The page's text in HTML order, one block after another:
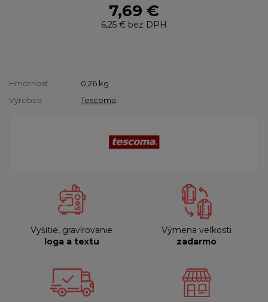
7,69 €
6,25 € bez DPH
Hmotnosť 0,26 kg
Výrobca
Tescoma
Vyšitie, gravírovanie
loga a textu
Výmena veľkosti
zadarmo